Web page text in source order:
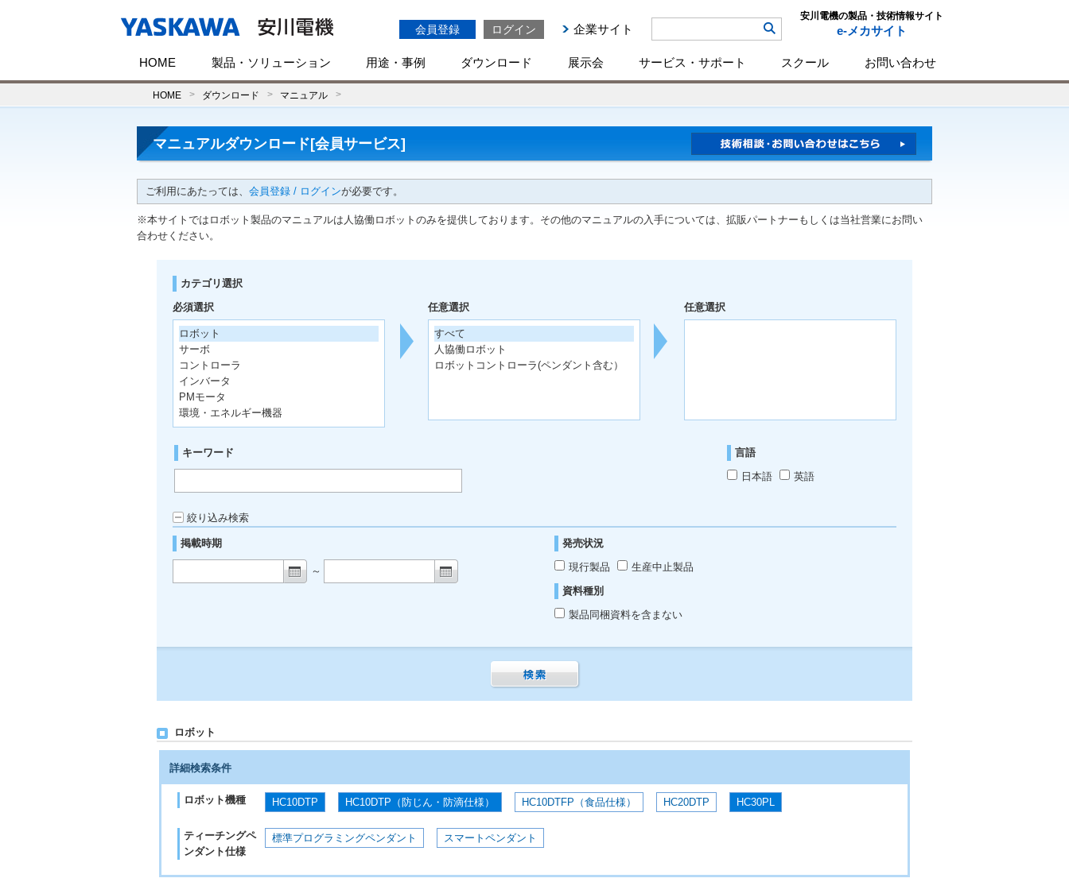
会員登録 ログイン 企業サイト
安川電機の製品・技術情報サイト
e-メカサイト
HOME 製品・ソリューション 用途・事例 ダウンロード 展示会 サービス・サポート スクール お問い合わせ
HOME ダウンロード マニュアル
マニュアルダウンロード[会員サービス]
ご利用にあたっては、 会員登録 / ログインが必要です。
※本サイトではロボット製品のマニュアルは人協働ロボットのみを提供しております。その他のマニュアルの入手については、拡販パートナーもしくは当社営業にお問い
合わせください。
カテゴリ選択
必須選択
ロボット
サーボ
コントローラ
インバータ
PMモータ
環境・エネルギー機器
任意選択
すべて
人協働ロボット
ロボットコントローラ(ペンダント含む）
任意選択
キーワード
言語
日本語
英語
絞り込み検索
掲載時期
～
発売状況
現行製品
生産中止製品
資料種別
製品同梱資料を含まない
ロボット
詳細検索条件
ロボット機種 HC10DTP HC10DTP（防じん・防滴仕様） HC10DTFP（食品仕様） HC20DTP HC30PL
ティーチングペ
ンダント仕様
標準プログラミングペンダント スマートペンダント